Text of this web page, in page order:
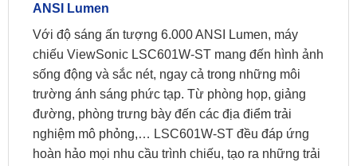
ANSI Lumen
Với độ sáng ấn tượng 6.000 ANSI Lumen, máy
chiếu ViewSonic LSC601W-ST mang đến hình ảnh
sống động và sắc nét, ngay cả trong những môi
trường ánh sáng phức tạp. Từ phòng họp, giảng
đường, phòng trưng bày đến các địa điểm trải
nghiệm mô phỏng,… LSC601W-ST đều đáp ứng
hoàn hảo mọi nhu cầu trình chiếu, tạo ra những trải